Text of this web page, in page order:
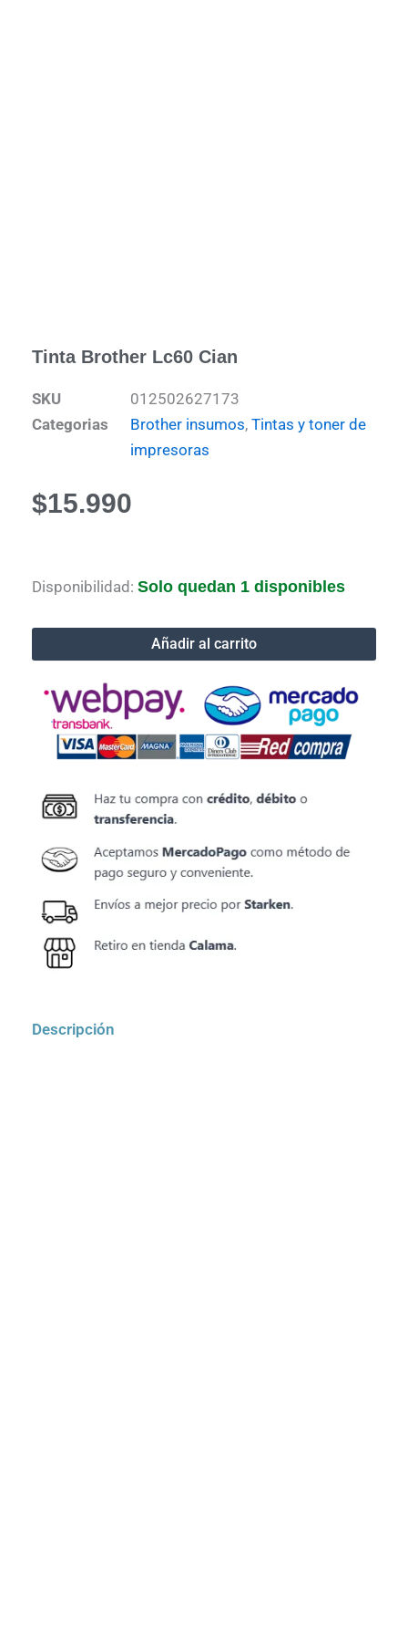
Tinta Brother Lc60 Cian
SKU
012502627173
Categorias
Brother insumos, Tintas y toner de
impresoras
$15.990
Disponibilidad: Solo quedan 1 disponibles
Tinta
brother
Añadir al carrito
Descripción